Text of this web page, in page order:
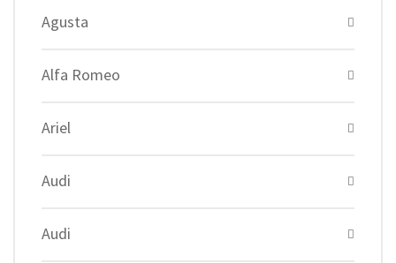
Agusta
Alfa Romeo
Ariel
Audi
Audi